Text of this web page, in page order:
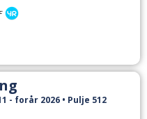
- forår 2026 • Pulje 512